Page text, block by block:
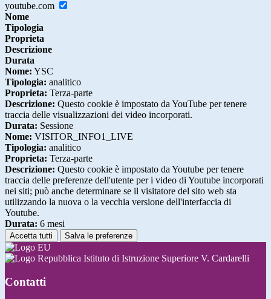
youtube.com
Nome
Tipologia
Proprieta
Descrizione
Durata
Nome: YSC
Tipologia: analitico
Proprieta: Terza-parte
Descrizione: Questo cookie è impostato da YouTube per tenere
traccia delle visualizzazioni dei video incorporati.
Durata: Sessione
Nome: VISITOR_INFO1_LIVE
Tipologia: analitico
Proprieta: Terza-parte
Descrizione: Questo cookie è impostato da Youtube per tenere
traccia delle preferenze dell'utente per i video di Youtube incorporati
nei siti; può anche determinare se il visitatore del sito web sta
utilizzando la nuova o la vecchia versione dell'interfaccia di
Youtube.
Durata: 6 mesi
Accetta tutti Salva le preferenze
Istituto di Istruzione Superiore V. Cardarelli
Contatti